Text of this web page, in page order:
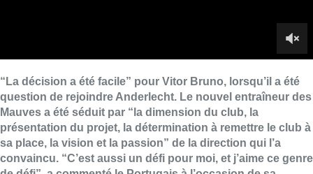
“Il y a du travail“, a reconnu Vitor Bruno dans les travées du
engagé à redorer le blason. Je me rappelle du grand
Anderlecht, de sa réputation européenne. J’ai été encouragé
dans ma décision en voyant à quel point tous veulent y
revenir.” Ancien assistant de Sergio Conceiçao à Porto
notamment, où il a exercé en tant que T1 pendant une demi-
saison, l’entraîneur sait“ce que c’est de travailler dans un